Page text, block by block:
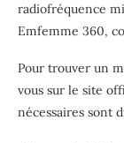
radiofréquence
Emfemme 360,
Pour trouver un
vous sur le site
nécessaires sont